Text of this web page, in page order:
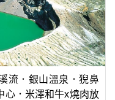
流．銀山溫泉．猊鼻
心．米澤和牛x燒肉放